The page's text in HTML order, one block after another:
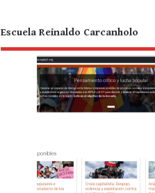
Escuela Reinaldo Carcanholo